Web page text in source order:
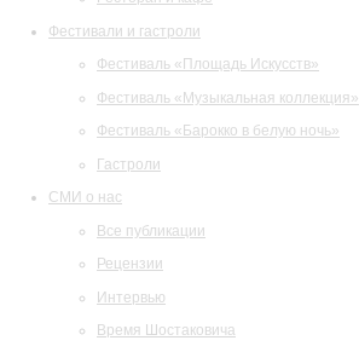
Фестивали и гастроли
Фестиваль «Площадь Искусств»
Фестиваль «Музыкальная коллекция»
Фестиваль «Барокко в белую ночь»
Гастроли
СМИ о нас
Все публикации
Рецензии
Интервью
Время Шостаковича